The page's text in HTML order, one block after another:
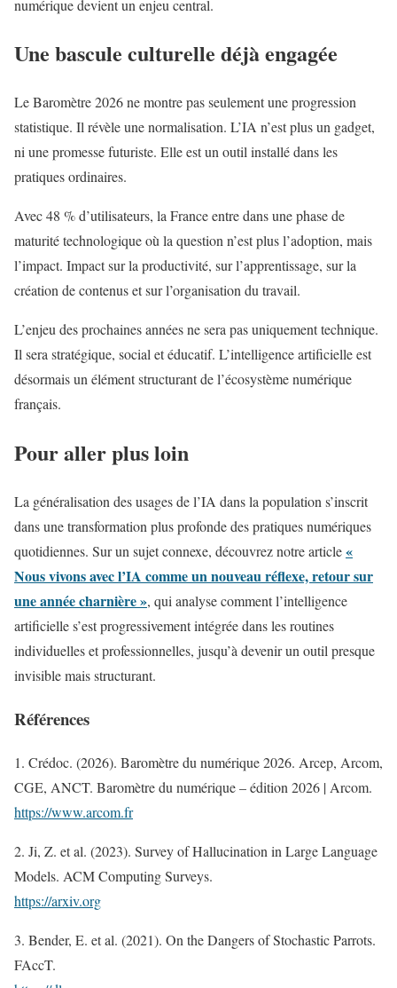
numérique devient un enjeu central.
Une bascule culturelle déjà engagée
Le Baromètre 2026 ne montre pas seulement une progression
statistique. Il révèle une normalisation. L’IA n’est plus un gadget,
ni une promesse futuriste. Elle est un outil installé dans les
pratiques ordinaires.
Avec 48 % d’utilisateurs, la France entre dans une phase de
maturité technologique où la question n’est plus l’adoption, mais
l’impact. Impact sur la productivité, sur l’apprentissage, sur la
création de contenus et sur l’organisation du travail.
L’enjeu des prochaines années ne sera pas uniquement technique.
Il sera stratégique, social et éducatif. L’intelligence artificielle est
désormais un élément structurant de l’écosystème numérique
français.
Pour aller plus loin
La généralisation des usages de l’IA dans la population s’inscrit
dans une transformation plus profonde des pratiques numériques
quotidiennes. Sur un sujet connexe, découvrez notre article«
Nous vivons avec l’IA comme un nouveau réflexe, retour sur
une année charnière », qui analyse comment l’intelligence
artificielle s’est progressivement intégrée dans les routines
individuelles et professionnelles, jusqu’à devenir un outil presque
invisible mais structurant.
Références
1. Crédoc. (2026). Baromètre du numérique 2026. Arcep, Arcom,
CGE, ANCT. Baromètre du numérique – édition 2026 | Arcom.
https://www.arcom.fr
2. Ji, Z. et al. (2023). Survey of Hallucination in Large Language
Models. ACM Computing Surveys.
https://arxiv.org
3. Bender, E. et al. (2021). On the Dangers of Stochastic Parrots.
FAccT.